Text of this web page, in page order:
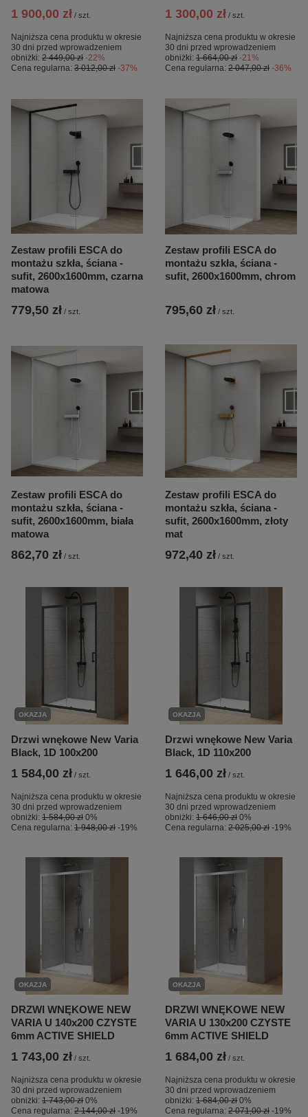
1 900,00 zł / szt.
Najniższa cena produktu w okresie
30 dni przed wprowadzeniem
obniżki: 2 449,00 zł -22%
Cena regularna: 3 012,00 zł -37%
1 300,00 zł / szt.
Najniższa cena produktu w okresie
30 dni przed wprowadzeniem
obniżki: 1 664,00 zł -21%
Cena regularna: 2 047,00 zł -36%
Zestaw profili ESCA do
montażu szkła, ściana -
sufit, 2600x1600mm, czarna
matowa
779,50 zł / szt.
Zestaw profili ESCA do
montażu szkła, ściana -
sufit, 2600x1600mm, chrom
795,60 zł / szt.
Zestaw profili ESCA do
montażu szkła, ściana -
sufit, 2600x1600mm, biała
matowa
862,70 zł / szt.
Zestaw profili ESCA do
montażu szkła, ściana -
sufit, 2600x1600mm, złoty
mat
972,40 zł / szt.
OKAZJA
Drzwi wnękowe New Varia
Black, 1D 100x200
1 584,00 zł / szt.
Najniższa cena produktu w okresie
30 dni przed wprowadzeniem
obniżki: 1 584,00 zł 0%
Cena regularna: 1 948,00 zł -19%
OKAZJA
Drzwi wnękowe New Varia
Black, 1D 110x200
1 646,00 zł / szt.
Najniższa cena produktu w okresie
30 dni przed wprowadzeniem
obniżki: 1 646,00 zł 0%
Cena regularna: 2 025,00 zł -19%
OKAZJA
DRZWI WNĘKOWE NEW
VARIA U 140x200 CZYSTE
6mm ACTIVE SHIELD
1 743,00 zł / szt.
Najniższa cena produktu w okresie
30 dni przed wprowadzeniem
obniżki: 1 743,00 zł 0%
Cena regularna: 2 144,00 zł -19%
OKAZJA
DRZWI WNĘKOWE NEW
VARIA U 130x200 CZYSTE
6mm ACTIVE SHIELD
1 684,00 zł / szt.
Najniższa cena produktu w okresie
30 dni przed wprowadzeniem
obniżki: 1 684,00 zł 0%
Cena regularna: 2 071,00 zł -19%